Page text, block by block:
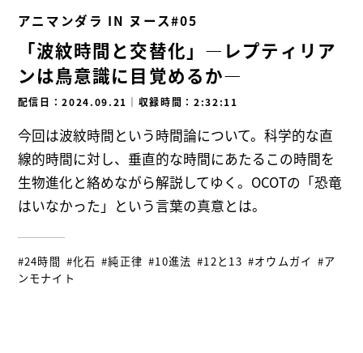
アニマンダラ IN ヌース#05
「波紋時間と交替化」―レプティリア
ンは鳥意識に目覚めるか―
配信日：2024.09.21 ｜ 収録時間：2:32:11
今回は波紋時間という時間論について。科学的な直
線的時間に対し、垂直的な時間にあたるこの時間を
生物進化と絡めながら解説してゆく。OCOTの「恐竜
はいなかった」という言葉の真意とは。
#24時間 #化石 #純正律 #10進法 #12と13 #オウムガイ #ア
ンモナイト